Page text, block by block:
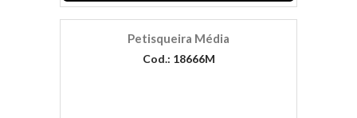
Petisqueira Média
Cod.: 18666M